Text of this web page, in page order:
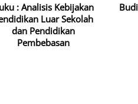
: Analisis Kebijakan
Luar Sekolah
dan Pendidikan
Pembebasan